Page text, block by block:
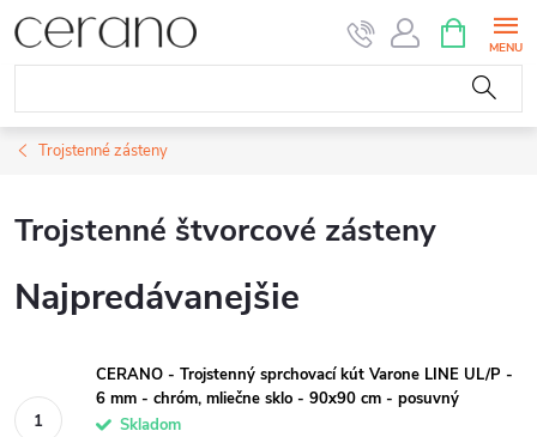
Prejsť
na
obsah
KOŠÍK
Trojstenné zásteny
Trojstenné štvorcové zásteny
Najpredávanejšie
CERANO - Trojstenný sprchovací kút Varone LINE UL/P -
6 mm - chróm, mliečne sklo - 90x90 cm - posuvný
Skladom